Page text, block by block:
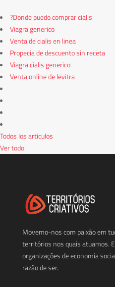
?Donde puedo comprar cialis
Viagra generico
Venta de cialis en linea
Propecia de descuento sin receta
Viagra cialis generico
Venta online de levitra
Todos los articulos
Ver todo
Movemo-nos com paixão em
territórios nos quais atuamos.
organizações de economia
razão de ser.